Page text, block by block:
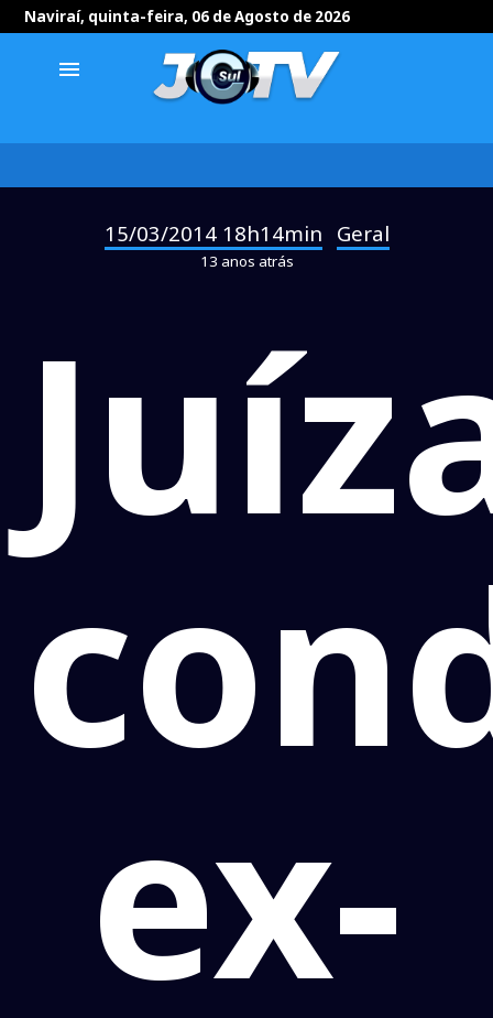
Naviraí, quinta-feira, 06 de Agosto de 2026
menu
15/03/2014 18h14min Geral
13 anos atrás
ex-